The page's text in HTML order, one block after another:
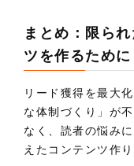
まとめ：限ら
ツを作るために
リード獲得を最大
な体制づくり」が
なく、読者の悩み
えたコンテンツ作